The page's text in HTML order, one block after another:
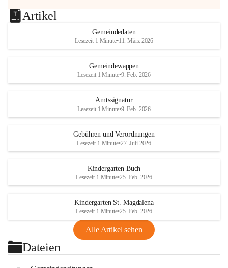
Artikel
Gemeindedaten
Lesezeit 1 Minute•11. März 2026
Gemeindewappen
Lesezeit 1 Minute•9. Feb. 2026
Amtssignatur
Lesezeit 1 Minute•9. Feb. 2026
Gebühren und Verordnungen
Lesezeit 1 Minute•27. Juli 2026
Kindergarten Buch
Lesezeit 1 Minute•25. Feb. 2026
Kindergarten St. Magdalena
Lesezeit 1 Minute•25. Feb. 2026
Alle Artikel sehen
Dateien